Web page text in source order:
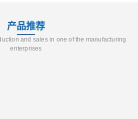
产品推荐
and sales in one of the manufacturing
enterprises